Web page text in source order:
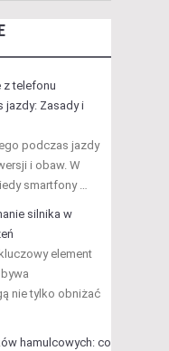
z telefonu
jazdy: Zasady i
podczas jazdy
i obaw. W
smartfony …
silnika w
element
nie tylko obniżać
hamulcowych: co